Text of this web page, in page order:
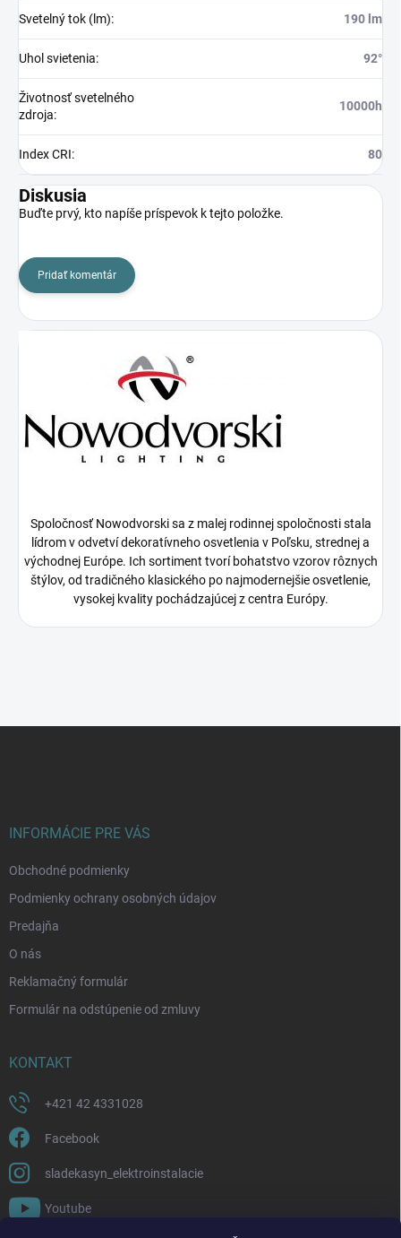
Svetelný tok (lm): 190 lm
Uhol svietenia: 92°
Životnosť svetelného
zdroja:
10000h
Index CRI: 80
Diskusia
Buďte prvý, kto napíše príspevok k tejto položke.
Pridať komentár
Spoločnosť Nowodvorski sa z malej rodinnej spoločnosti stala
lídrom v odvetví dekoratívneho osvetlenia v Poľsku, strednej a
východnej Európe. Ich sortiment tvorí bohatstvo vzorov rôznych
štýlov, od tradičného klasického po najmodernejšie osvetlenie,
vysokej kvality pochádzajúcej z centra Európy.
INFORMÁCIE PRE VÁS
Obchodné podmienky
Podmienky ochrany osobných údajov
Predajňa
O nás
Reklamačný formulár
Formulár na odstúpenie od zmluvy
KONTAKT
+421 42 4331028
Facebook
sladekasyn_elektroinstalacie
Youtube